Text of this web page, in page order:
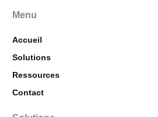
Menu
Accueil
Solutions
Ressources
Contact